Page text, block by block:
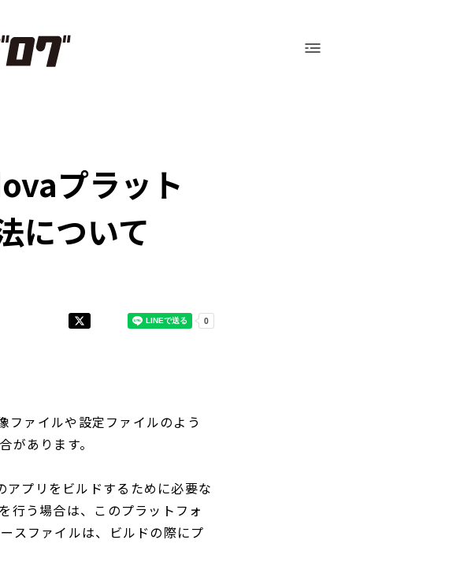
プラット
について
ファイルや設定ファイルのよう
あります。
プリをビルドするために必要な
行う場合は、このプラットフォ
スファイルは、ビルドの際にプ